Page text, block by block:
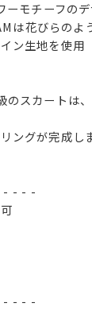
ーモチーフの
は花びらのよ
ン生地を使用
のスカートは
ングが完成しま
- - -
- - -